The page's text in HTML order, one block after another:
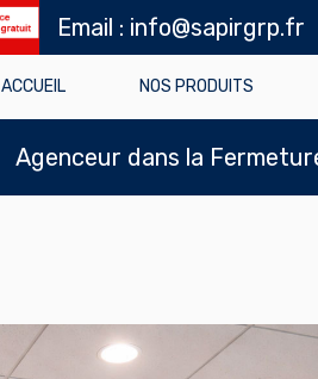
Email : info@sapirgrp.fr
ACCUEIL NOS PRODUITS
Agenceur dans la